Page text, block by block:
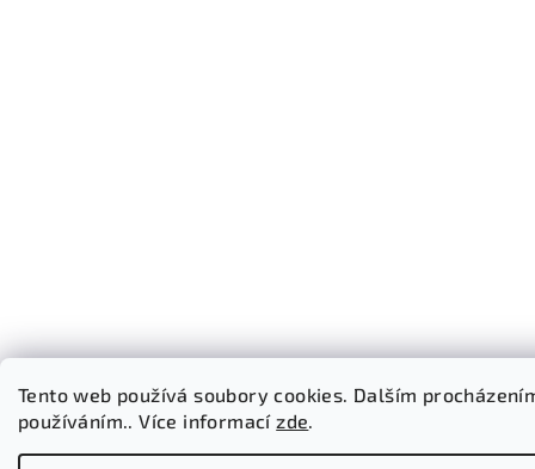
Tento web používá soubory cookies. Dalším
používáním.. Více informacízde.